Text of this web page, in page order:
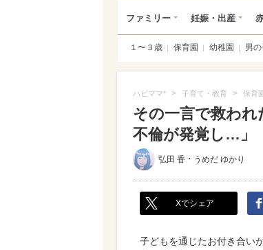
ファミリー 妊娠・出産
１〜３歳 保育園 幼稚園 男
ハピママ* > 子育て・教育 > 保育
その一言で救わ
不倫が発覚し…」
弘田 香 ・ うめだ ゆかり
Xでシェア
子どもを通じたお付き合い